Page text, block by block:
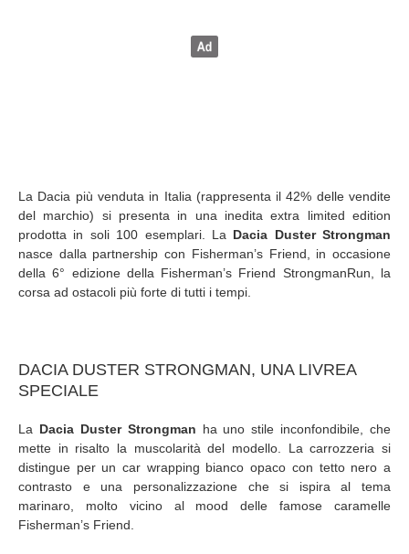
La Dacia più venduta in Italia (rappresenta il 42% delle vendite
del marchio) si presenta in una inedita extra limited edition
prodotta in soli 100 esemplari. La Dacia Duster Strongman
nasce dalla partnership con Fisherman’s Friend, in occasione
della 6° edizione della Fisherman’s Friend StrongmanRun, la
corsa ad ostacoli più forte di tutti i tempi.
DACIA DUSTER STRONGMAN, UNA LIVREA
SPECIALE
La Dacia Duster Strongman ha uno stile inconfondibile, che
mette in risalto la muscolarità del modello. La carrozzeria si
distingue per un car wrapping bianco opaco con tetto nero a
contrasto e una personalizzazione che si ispira al tema
marinaro, molto vicino al mood delle famose caramelle
Fisherman’s Friend.